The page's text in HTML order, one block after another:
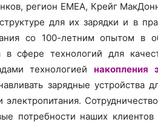
регион EMEA, Крейг
для их зарядки и в
со 100-летним опытом в
в сфере технологий для
технологией накопления
зарядные
электропитания.
потребности наших